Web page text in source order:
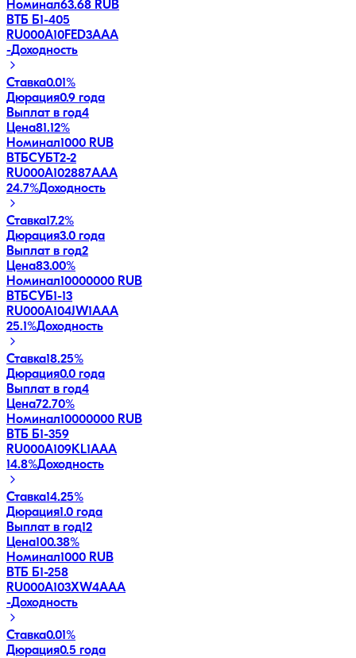
Номинал63.68 RUB
ВТБ Б1-405
RU000A10FED3AAA
-Доходность
Ставка0.01%
Дюрация0.9 года
Выплат в год4
Цена81.12%
Номинал1000 RUB
ВТБСУБТ2-2
RU000A102887AAA
24.7%Доходность
Ставка17.2%
Дюрация3.0 года
Выплат в год2
Цена83.00%
Номинал10000000 RUB
ВТБСУБ1-13
RU000A104JW1AAA
25.1%Доходность
Ставка18.25%
Дюрация0.0 года
Выплат в год4
Цена72.70%
Номинал10000000 RUB
ВТБ Б1-359
RU000A109KL1AAA
14.8%Доходность
Ставка14.25%
Дюрация1.0 года
Выплат в год12
Цена100.38%
Номинал1000 RUB
ВТБ Б1-258
RU000A103XW4AAA
-Доходность
Ставка0.01%
Дюрация0.5 года